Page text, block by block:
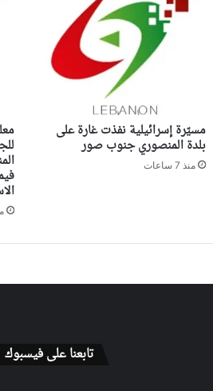
مسيّرة إسرائيلية نفذت غارة على
بلدة المنصوري جنوب صور
منذ 7 ساعات
تابعنا على فيسبوك